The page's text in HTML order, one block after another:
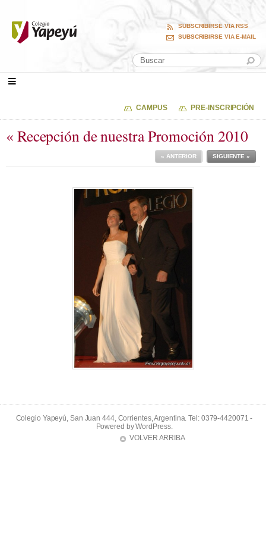
SUBSCRIBIRSE VIA RSS
SUBSCRIBIRSE VIA E-MAIL
CAMPUS PRE-INSCRIPCIÓN
« Recepción de nuestra Promoción 2010
SIGUIENTE »
« ANTERIOR
Colegio Yapeyú, San Juan 444, Corrientes, Argentina. Tel: 0379-4420071 -
Powered byWordPress.
VOLVER ARRIBA